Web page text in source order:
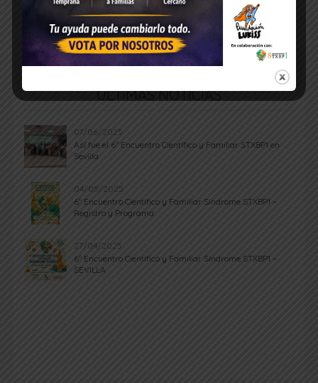
ÚLTIMAS NOTICIAS
07/06/2025
Así fue el 6º Encuentro Científico y Familiar STXBP1 en
Sevilla
04/05/2025
6º Encuentro Científico y Familiar Síndrome STXBP1 –
Registro y Programa
27/04/2025
6º Encuentro Científico y Familiar Síndrome STXBP1 –
SEVILLA